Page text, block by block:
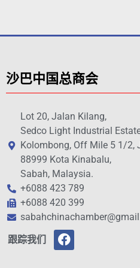
沙巴中国总商会
Lot 20, Jalan Kilang,
Sedco Light Industrial
Kolombong, Off Mile 5 1/2,
88999 Kota Kinabalu,
Sabah, Malaysia.
+6088 423 789
+6088 420 399
跟踪我们